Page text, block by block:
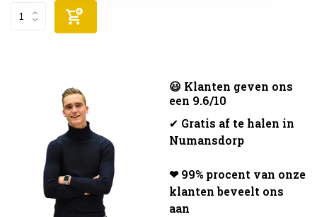
😃 Klanten geven ons
een 9.6/10
✔ Gratis af te halen in
Numansdorp
❤ 99% procent van onze
klanten beveelt ons
aan